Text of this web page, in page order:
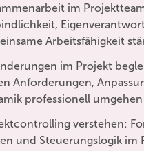
im
Arbeitsfähigkeit
im Projekt
Anforderungen,
professionell umgehen
verstehen:
und Steuerungslogik im